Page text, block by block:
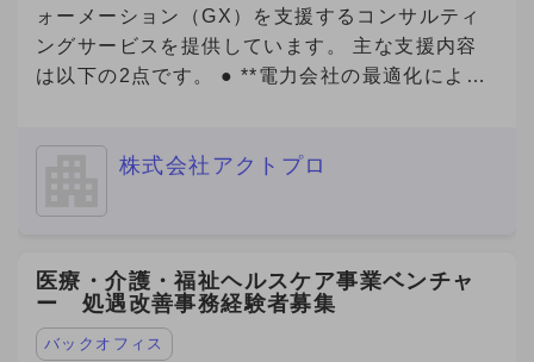
らリーダー・マネージャーに昇格したメンバーも
多数在籍しており、挑戦をしたい方へのチャンス
の機会がたくさんあります。 社内ナレッジも豊
ン後の動き方】 ・研修期間あり（最大15時間）
施、商談同席 ※研修期間中も報酬は発生します。
場合は1ヶ月ごとの自動更新制となります。 ※研
修期間の実績により契約終了の可能性あります。
考にさせていただいておりますので、大学・学
部・専攻内容も記載してご応募をお願いいたしま
す。 「副業からの転職」について： 数ヶ月〜半
ただける方から優先的に採用させていただく案件
能性「無し」 ② 内容・条件により転職の可能性
転職の可能性「あり」（半年から1年以内程度）
④ 転職を「積極的に検討中」（半年以内） -------
-------------- ※これらの記載がない場合、
ォーメーション（GX）を支援するコンサルティ
ングサービスを提供しています。 主な支援内容
は以下の2点です。 ● **電力会社の最適化による
あるコスト削減を実現します。 ● **Jクレジット
ESG評価・脱炭素経営の推進に貢献します。 近
年、GXは「企業の競争力」を左右する重要テー
マとなっており、コスト削減と環境価値の創出を
株式会社アクトプロ
医療・介護・福祉ヘルスケア事業ベンチャ
ー 処遇改善事務経験者募集
バックオフィス